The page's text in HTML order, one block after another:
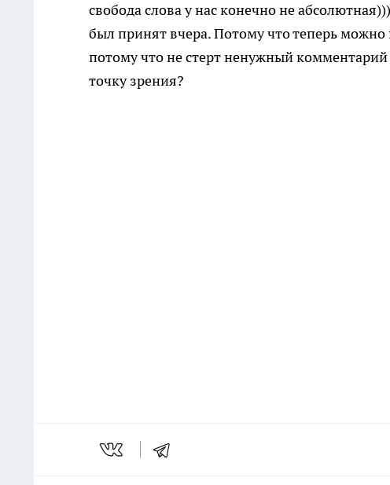
свобода слова у нас конечно не
был принят вчера. Потому что теперь
потому что не стерт ненужный
точку зрения?